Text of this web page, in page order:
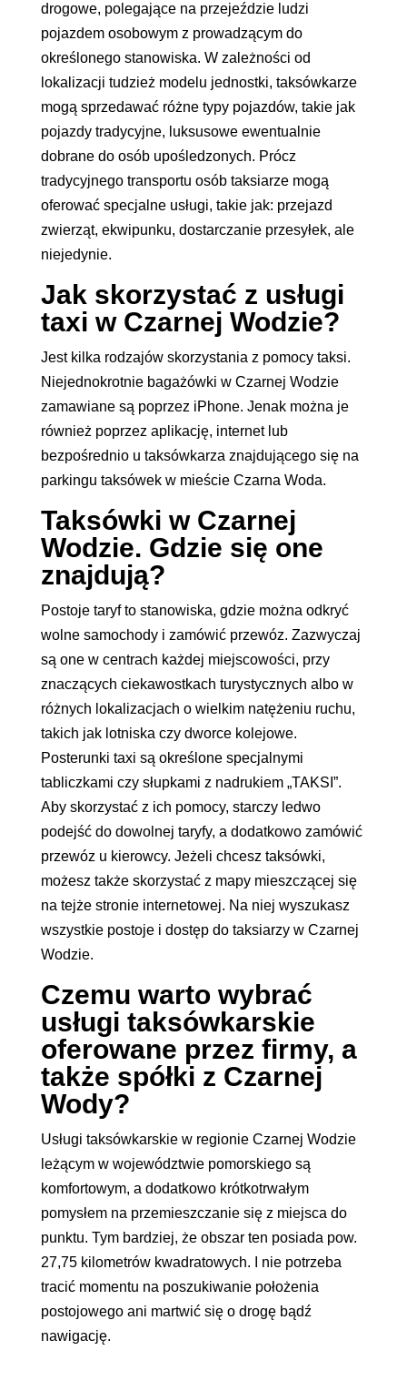
drogowe, polegające na przejeździe ludzi
pojazdem osobowym z prowadzącym do
określonego stanowiska. W zależności od
lokalizacji tudzież modelu jednostki, taksówkarze
mogą sprzedawać różne typy pojazdów, takie jak
pojazdy tradycyjne, luksusowe ewentualnie
dobrane do osób upośledzonych. Prócz
tradycyjnego transportu osób taksiarze mogą
oferować specjalne usługi, takie jak: przejazd
zwierząt, ekwipunku, dostarczanie przesyłek, ale
niejedynie.
Jak skorzystać z usługi
taxi w Czarnej Wodzie?
Jest kilka rodzajów skorzystania z pomocy taksi.
Niejednokrotnie bagażówki w Czarnej Wodzie
zamawiane są poprzez iPhone. Jenak można je
również poprzez aplikację, internet lub
bezpośrednio u taksówkarza znajdującego się na
parkingu taksówek w mieście Czarna Woda.
Taksówki w Czarnej
Wodzie. Gdzie się one
znajdują?
Postoje taryf to stanowiska, gdzie można odkryć
wolne samochody i zamówić przewóz. Zazwyczaj
są one w centrach każdej miejscowości, przy
znaczących ciekawostkach turystycznych albo w
różnych lokalizacjach o wielkim natężeniu ruchu,
takich jak lotniska czy dworce kolejowe.
Posterunki taxi są określone specjalnymi
tabliczkami czy słupkami z nadrukiem „TAKSI”.
Aby skorzystać z ich pomocy, starczy ledwo
podejść do dowolnej taryfy, a dodatkowo zamówić
przewóz u kierowcy. Jeżeli chcesz taksówki,
możesz także skorzystać z mapy mieszczącej się
na tejże stronie internetowej. Na niej wyszukasz
wszystkie postoje i dostęp do taksiarzy w Czarnej
Wodzie.
Czemu warto wybrać
usługi taksówkarskie
oferowane przez firmy, a
także spółki z Czarnej
Wody?
Usługi taksówkarskie w regionie Czarnej Wodzie
leżącym w województwie pomorskiego są
komfortowym, a dodatkowo krótkotrwałym
pomysłem na przemieszczanie się z miejsca do
punktu. Tym bardziej, że obszar ten posiada pow.
27,75 kilometrów kwadratowych. I nie potrzeba
tracić momentu na poszukiwanie położenia
postojowego ani martwić się o drogę bądź
nawigację.